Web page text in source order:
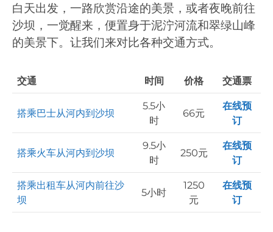
白天出发，一路欣赏沿途的美景，或者夜晚前往
沙坝，一觉醒来，便置身于泥泞河流和翠绿山峰
的美景下。让我们来对比各种交通方式。
交通 时间 价格 交通票
搭乘巴士从河内到沙坝
5.5小
时
66元
在线预
订
搭乘火车从河内到沙坝
9.5小
时
250元
在线预
订
搭乘出租车从河内前往沙
坝
5小时
1250
元
在线预
订